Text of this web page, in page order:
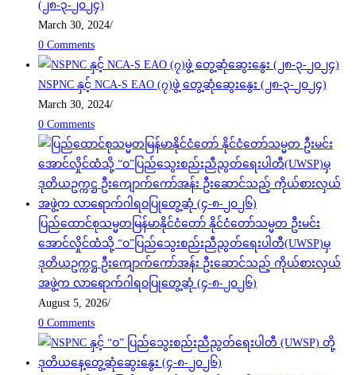
(၂၈-၃-၂၀၂၄)
March 30, 2024/
0 Comments
NSPNC နှင့် NCA-S EAO (၇)ဖွဲ့ တွေ့ဆုံဆွေးနွေး (၂၈-၃-၂၀၂၄)
March 30, 2024/
0 Comments
ပြည်ထောင်စုသမ္မတမြန်မာနိုင်ငံတော် နိုင်ငံတော်သမ္မတ ဦးမင်း
အောင်လှိုင်ထံသို့ “ဝ”ပြည်သွေးစည်းညီညွတ်ရေးပါတီ(UWSP)မှ
ဒုတိယဥက္ကဋ္ဌ ဦးကျောက်ကော်အန်း ဦးဆောင်သည့် ကိုယ်စားလှယ်
အဖွဲ့က လာရောက်ဂါရဝပြုတွေ့ဆုံ (၄-၈-၂၀၂၆)
August 5, 2026/
0 Comments